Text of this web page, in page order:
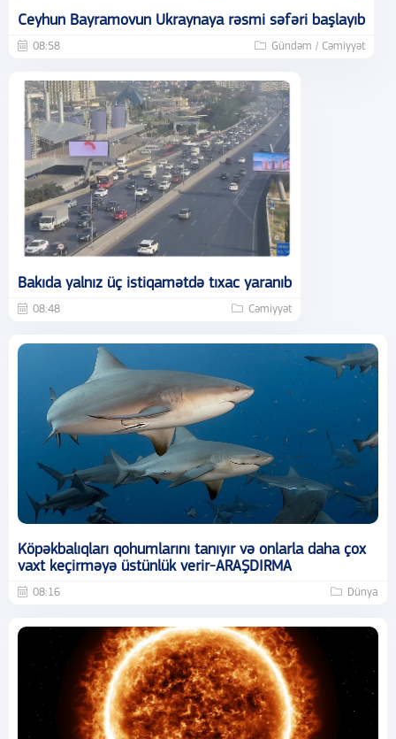
Ceyhun Bayramovun Ukraynaya rəsmi səfəri başlayıb
08:58 Gündəm / Cəmiyyət
Bakıda yalnız üç istiqamətdə tıxac yaranıb
08:48 Cəmiyyət
Köpəkbalıqları qohumlarını tanıyır və onlarla daha çox
vaxt keçirməyə üstünlük verir-ARAŞDIRMA
08:16 Dünya